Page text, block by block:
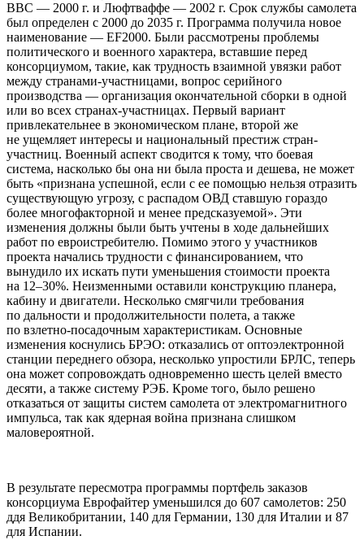
ВВС — 2000 г. и Люфтваффе — 2002 г. Срок службы самолета
был определен с 2000 до 2035 г. Программа получила новое
наименование — EF2000. Были рассмотрены проблемы
политического и военного характера, вставшие перед
консорциумом, такие, как трудность взаимной увязки работ
между странами-участницами, вопрос серийного
производства — организация окончательной сборки в одной
или во всех странах-участницах. Первый вариант
привлекательнее в экономическом плане, второй же
не ущемляет интересы и национальный престиж стран-
участниц. Военный аспект сводится к тому, что боевая
система, насколько бы она ни была проста и дешева, не может
быть «признана успешной, если с ее помощью нельзя отразить
существующую угрозу, с распадом ОВД ставшую гораздо
более многофакторной и менее предсказуемой». Эти
изменения должны были быть учтены в ходе дальнейших
работ по евроистребителю. Помимо этого у участников
проекта начались трудности с финансированием, что
вынудило их искать пути уменьшения стоимости проекта
на 12–30%. Неизменными оставили конструкцию планера,
кабину и двигатели. Несколько смягчили требования
по дальности и продолжительности полета, а также
по взлетно-посадочным характеристикам. Основные
изменения коснулись БРЭО: отказались от оптоэлектронной
станции переднего обзора, несколько упростили БРЛС, теперь
она может сопровождать одновременно шесть целей вместо
десяти, а также систему РЭБ. Кроме того, было решено
отказаться от защиты систем самолета от электромагнитного
импульса, так как ядерная война признана слишком
маловероятной.
В результате пересмотра программы портфель заказов
консорциума Еврофайтер уменьшился до 607 самолетов: 250
ддя Великобритании, 140 для Германии, 130 для Италии и 87
для Испании.